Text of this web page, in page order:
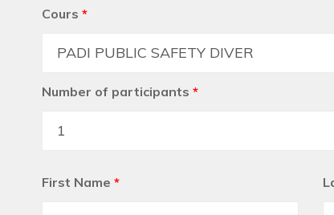
Cours *
Number of participants *
First Name *